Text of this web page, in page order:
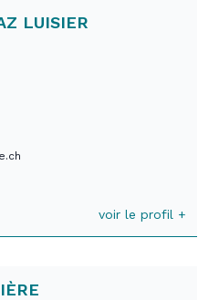
LUISIER
voir le profil +